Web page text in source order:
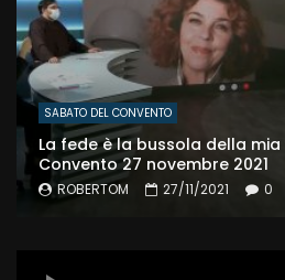
SABATO DEL CONVENTO
La fede è la bussola della
Convento 27 novembre 2021
ROBERTOM 27/11/2021 0